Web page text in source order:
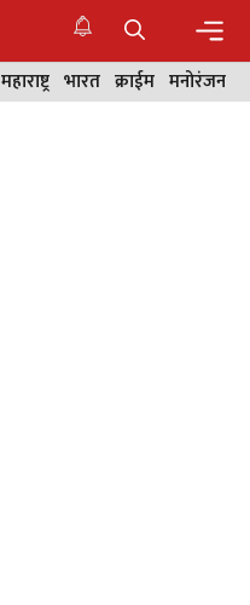
महाराष्ट्र भारत क्राईम मनोरंजन